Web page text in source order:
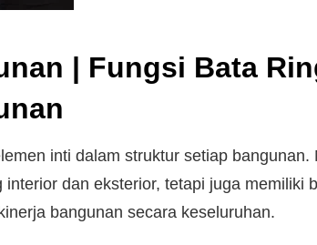
| Fungsi Bata
inti dalam struktur setiap
dan eksterior, tetapi juga memiliki
bangunan secara keseluruhan.